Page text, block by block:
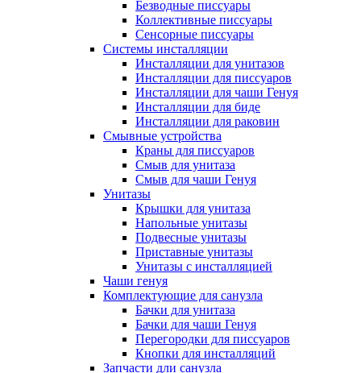
Безводные писсуары
Коллективные писсуары
Сенсорные писсуары
Системы инсталляции
Инсталляции для унитазов
Инсталляции для писсуаров
Инсталляции для чаши Генуя
Инсталляции для биде
Инсталляции для раковин
Смывные устройства
Краны для писсуаров
Смыв для унитаза
Смыв для чаши Генуя
Унитазы
Крышки для унитаза
Напольные унитазы
Подвесные унитазы
Приставные унитазы
Унитазы с инсталляцией
Чаши генуя
Комплектующие для санузла
Бачки для унитаза
Бачки для чаши Генуя
Перегородки для писсуаров
Кнопки для инсталляций
Запчасти дли санузла